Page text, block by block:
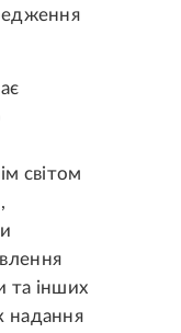
світом
та інших
надання